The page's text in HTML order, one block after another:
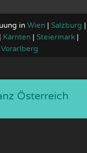
in Wien | Salzburg |
| Kärnten | Steiermark|
Vorarlberg
Österreich